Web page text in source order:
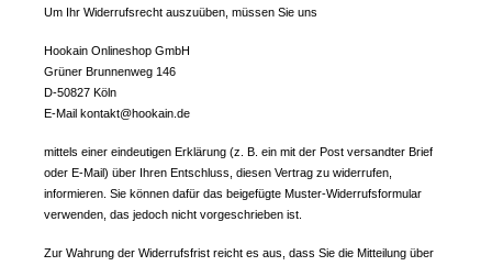
Um Ihr Widerrufsrecht auszuüben, müssen Sie uns
Hookain Onlineshop GmbH
Grüner Brunnenweg 146
D-50827 Köln
E-Mail kontakt@hookain.de
mittels einer eindeutigen Erklärung (z. B. ein mit der Post versandter Brief
oder E-Mail) über Ihren Entschluss, diesen Vertrag zu widerrufen,
informieren. Sie können dafür das beigefügte Muster-Widerrufsformular
verwenden, das jedoch nicht vorgeschrieben ist.
Zur Wahrung der Widerrufsfrist reicht es aus, dass Sie die Mitteilung über